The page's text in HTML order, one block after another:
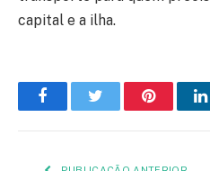
capital e a ilha.
FacebookTwitter Pinterest